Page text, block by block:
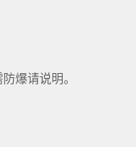
爆请说明。